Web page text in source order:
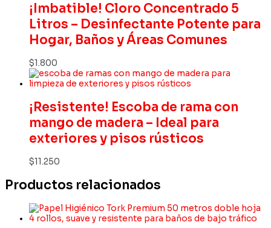
¡Imbatible! Cloro Concentrado 5
Litros – Desinfectante Potente para
Hogar, Baños y Áreas Comunes
$1.800
¡Resistente! Escoba de rama con
mango de madera – Ideal para
exteriores y pisos rústicos
$11.250
Productos relacionados